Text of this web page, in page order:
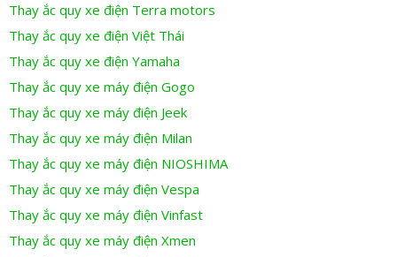
Thay ắc quy xe điện Terra motors
Thay ắc quy xe điện Việt Thái
Thay ắc quy xe điện Yamaha
Thay ắc quy xe máy điện Gogo
Thay ắc quy xe máy điện Jeek
Thay ắc quy xe máy điện Milan
Thay ắc quy xe máy điện NIOSHIMA
Thay ắc quy xe máy điện Vespa
Thay ắc quy xe máy điện Vinfast
Thay ắc quy xe máy điện Xmen